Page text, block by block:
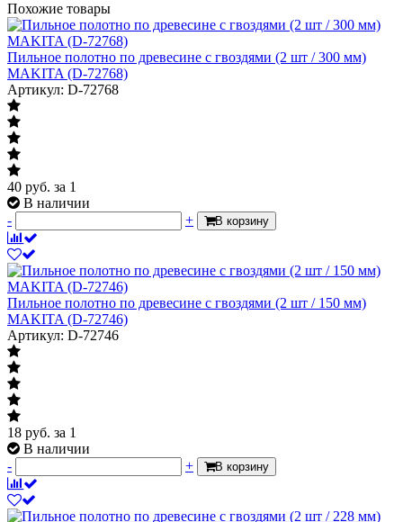
Похожие товары
Пильное полотно по древесине с гвоздями (2 шт / 300 мм)
MAKITA (D-72768)
Артикул: D-72768
40 руб. за 1
В наличии
-
+ В корзину
Пильное полотно по древесине с гвоздями (2 шт / 150 мм)
MAKITA (D-72746)
Артикул: D-72746
18 руб. за 1
В наличии
-
+ В корзину